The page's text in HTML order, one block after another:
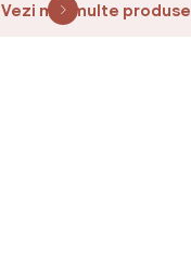
Vezi mai multe produse